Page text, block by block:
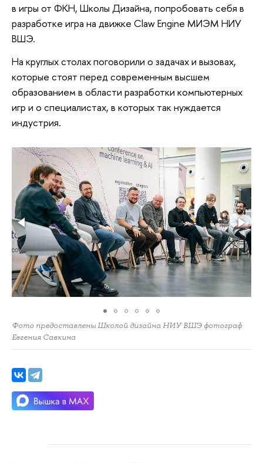
в игры от ФКН, Школы Дизайна, попробовать себя в
разработке игра на движке Claw Engine МИЭМ НИУ
ВШЭ.
На круглых столах поговорили о задачах и вызовах,
которые стоят перед современным высшем
образованием в области разработки компьютерных
игр и о специалистах, в которых так нуждается
индустрия.
Фото предоставлены Школой дизайна НИУ ВШЭ фотограф
Евгения Савкина